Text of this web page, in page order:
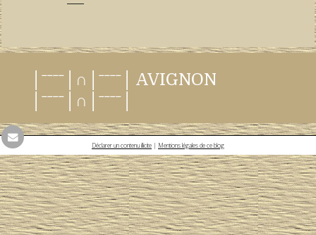
│ˉˉˉˉ│∩│ˉˉˉˉ│ AVIGNON
│ˉˉˉˉ│∩│ˉˉˉˉ│
Déclarer un contenu illicite | Mentions légales de ce blog